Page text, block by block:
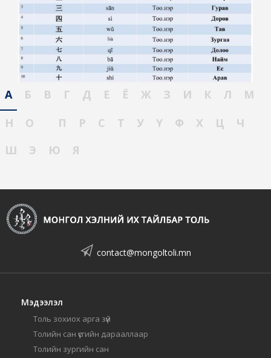
А Б В Г Д Е Ё Ж З И К Л
М
Н
О П Р С Т У Ү Ф Х Ц
Ч
Ш
Э Ю Я
contact@mongoltoli.mn
Мэдээлэл
Толь зохиох арга зүй
Толийн сан үсгийн дарааллаар
Толийн зургийн сан